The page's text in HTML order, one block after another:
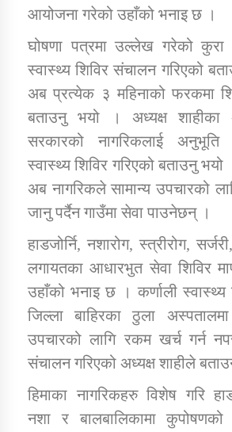
सामाजिक बिकास कार्यालय
कर्णाली प्राविधि शिक्षालय
आयोजना गरेको उहाँको भनाइ छ ।
घोषणा पत्रमा उल्लेख गरेको कुरा
स्वास्थ्य शिविर संचालन गरिएको
अब प्रत्येक ३ महिनाको फरकमा
बताउनु भयो । अध्यक्ष शाहीका
सरकारको नागरिकलाई अनुभूति
स्वास्थ्य शिविर गरिएको बताउनु
अब नागरिकले सामान्य उपचारको
जानु पर्दैन गाउँमा सेवा पाउनेछन् ।
हाडजोर्नि, नशारोग, स्त्रीरोग,
लगायतका आधारभुत सेवा शिविर
उहाँको भनाइ छ । कर्णाली स्वास्थ्य
जिल्ला बाहिरका ठुला
उपचारको लागि रकम खर्च गर्न
संचालन गरिएको अध्यक्ष शाहीले
हिमाका नागरिकहरु विशेष गरि
नशा र बालबालिकामा